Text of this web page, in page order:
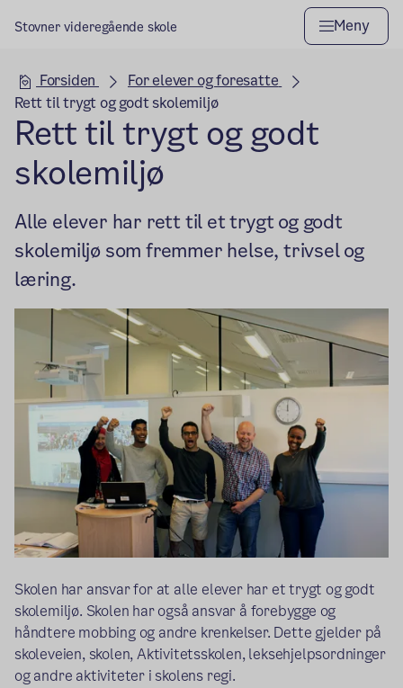
Stovner videregående skole Meny
Hovedseksjon
Forsiden
For elever og foresatte
Rett til trygt og godt skolemiljø
Rett til trygt og godt
skolemiljø
Alle elever har rett til et trygt og godt
skolemiljø som fremmer helse, trivsel og
læring.
Skolen har ansvar for at alle elever har et trygt og godt
skolemiljø. Skolen har også ansvar å forebygge og
håndtere mobbing og andre krenkelser. Dette gjelder på
skoleveien, skolen, Aktivitetsskolen, leksehjelpsordninger
og andre aktiviteter i skolens regi.